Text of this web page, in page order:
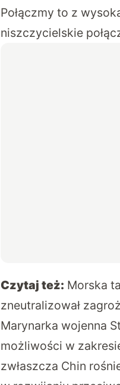
Połączmy to z
niszczycielskie
Czytaj też: Morska
zneutralizował
Marynarka wojenna
możliwości w
zwłaszcza Chin